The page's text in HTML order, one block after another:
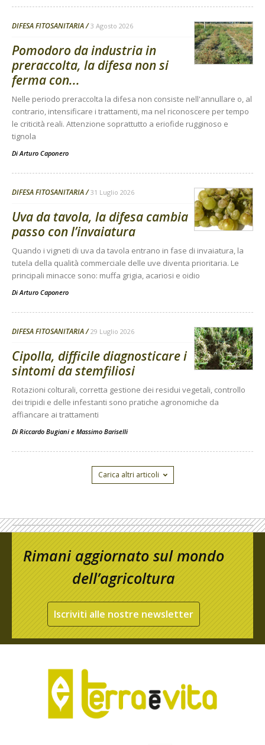
DIFESA FITOSANITARIA 3 Agosto 2026
Pomodoro da industria in
preraccolta, la difesa non si
ferma con...
Nelle periodo preraccolta la difesa non consiste nell'annullare o, al
contrario, intensificare i trattamenti, ma nel riconoscere per tempo
le criticità reali. Attenzione soprattutto a eriofide rugginoso e
tignola
DiArturo Caponero
DIFESA FITOSANITARIA 31 Luglio 2026
Uva da tavola, la difesa cambia
passo con l’invaiatura
Quando i vigneti di uva da tavola entrano in fase di invaiatura, la
tutela della qualità commerciale delle uve diventa prioritaria. Le
principali minacce sono: muffa grigia, acariosi e oidio
DiArturo Caponero
DIFESA FITOSANITARIA 29 Luglio 2026
Cipolla, difficile diagnosticare i
sintomi da stemfiliosi
Rotazioni colturali, corretta gestione dei residui vegetali, controllo
dei tripidi e delle infestanti sono pratiche agronomiche da
affiancare ai trattamenti
Di Riccardo Bugiani e Massimo Bariselli
Carica altri articoli
Rimani aggiornato sul mondo
dell’agricoltura
Iscriviti alle nostre newsletter